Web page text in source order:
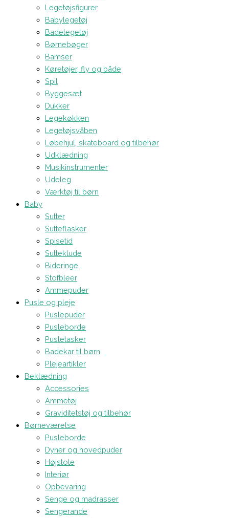
Legetøjsfigurer
Babylegetøj
Badelegetøj
Børnebøger
Bamser
Køretøjer, fly og både
Spil
Byggesæt
Dukker
Legekøkken
Legetøjsvåben
Løbehjul, skateboard og tilbehør
Udklædning
Musikinstrumenter
Udeleg
Værktøj til børn
Baby
Sutter
Sutteflasker
Spisetid
Sutteklude
Bideringe
Stofbleer
Ammepuder
Pusle og pleje
Puslepuder
Pusleborde
Pusletasker
Badekar til børn
Plejeartikler
Beklædning
Accessories
Ammetøj
Graviditetstøj og tilbehør
Børneværelse
Pusleborde
Dyner og hovedpuder
Højstole
Interiør
Opbevaring
Senge og madrasser
Sengerande